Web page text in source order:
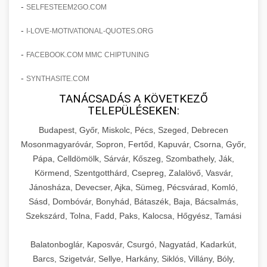
amelyek valós eredményeket hoznak.
szonyegtisztito.net
marketing stratégiai tervrajz
útjáról, bemutatva az utat a küzdő praxistól a
virágzó vállalkozásig 150%-os növekedéssel.
klinika átalakulási történet
Érdeklődés 150%-os Fokozása
Technikák és módszerek a páciensek
érdeklődésének és elkötelezettségének drámai
növeléséhez. Egy 150%-os fellendülési
esettanulmány gyakorlati betekintésekkel.
weboldal-keszites.co
elkötelezettség erősítési módszerek
🎮 19. AI Google Ads és Meta
Kampány Kezelés
Fejlett AI-alapú Google Ads és Meta hirdetési
kampánykezelés. Optimalizálja hirdetési
költségvetését gépi tanulással és
automatizálással.
aikampany.hu AI hirdetési automatizálás
🍞 20. Ipari Dagasztógép +
Professzionális ipari dagasztógépek és
tésztakeverő gépek pékségek és kereskedelmi
konyhák számára. Masszív konstrukció
megbízható teljesítményhez.
🔪 21. Ipari Szeletelőgép +
Ipari hús- és sajtszeletelő gépek professzionális
élelmiszer-előkészítéshez. Precíziós vágás
📦 22. Vákuumozó Gép
- SELFESTEEM2GO.COM
- I-LOVE-MOTIVATIONAL-QUOTES.ORG
- FACEBOOK.COM MMC CHIPTUNING
- SYNTHASITE.COM
TANÁCSADÁS A KÖVETKEZŐ
TELEPÜLÉSEKEN:
Budapest, Győr, Miskolc, Pécs, Szeged, Debrecen
Mosonmagyaróvár, Sopron, Fertőd, Kapuvár, Csorna, Győr,
Pápa, Celldömölk, Sárvár, Kőszeg, Szombathely, Ják,
Körmend, Szentgotthárd, Csepreg, Zalalövő, Vasvár,
Jánosháza, Devecser, Ajka, Sümeg, Pécsvárad, Komló,
Sásd, Dombóvár, Bonyhád, Bátaszék, Baja, Bácsalmás,
Szekszárd, Tolna, Fadd, Paks, Kalocsa, Hőgyész, Tamási
Balatonboglár, Kaposvár, Csurgó, Nagyatád, Kadarkút,
Barcs, Szigetvár, Sellye, Harkány, Siklós, Villány, Bóly,